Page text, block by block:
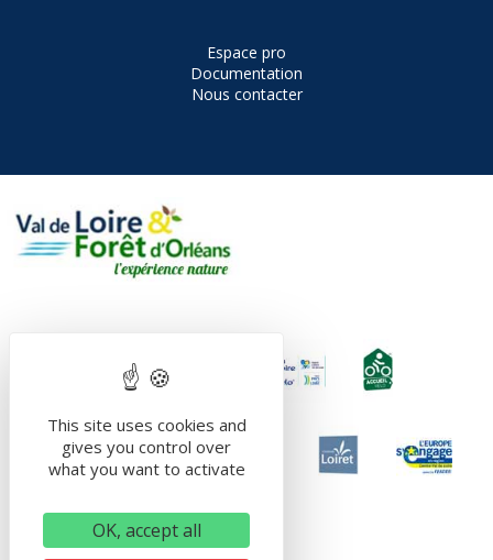
Espace pro
Documentation
Nous contacter
This site uses cookies and
gives you control over
what you want to activate
OK, accept all